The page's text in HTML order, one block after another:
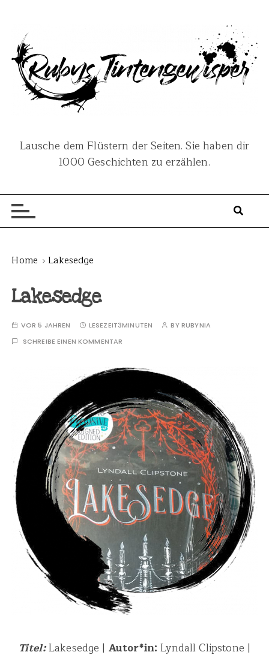
Lausche dem Flüstern der Seiten. Sie haben dir
1000 Geschichten zu erzählen.
Home Lakesedge
Lakesedge
VOR 5 JAHREN LESEZEIT3MINUTEN BYRUBYNIA
SCHREIBE EINEN KOMMENTAR
Titel:Lakesedge | Autor*in: Lyndall Clipstone |